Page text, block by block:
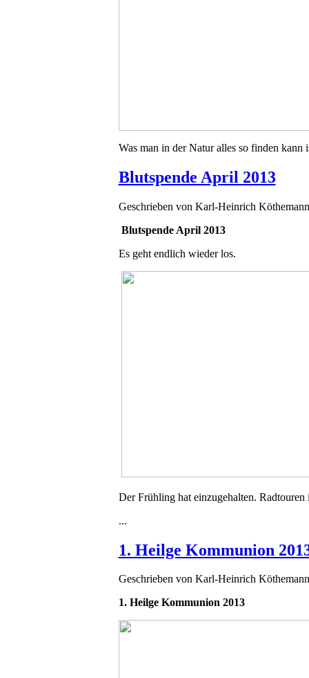
Was man in der Natur alles so finden kann
Blutspende April 2013
Geschrieben von Karl-Heinrich Köthemann
Blutspende April 2013
Es geht endlich wieder los.
Der Frühling hat einzugehalten. Radtouren
...
1. Heilge Kommunion
Geschrieben von Karl-Heinrich Köthemann
1. Heilge Kommunion 2013